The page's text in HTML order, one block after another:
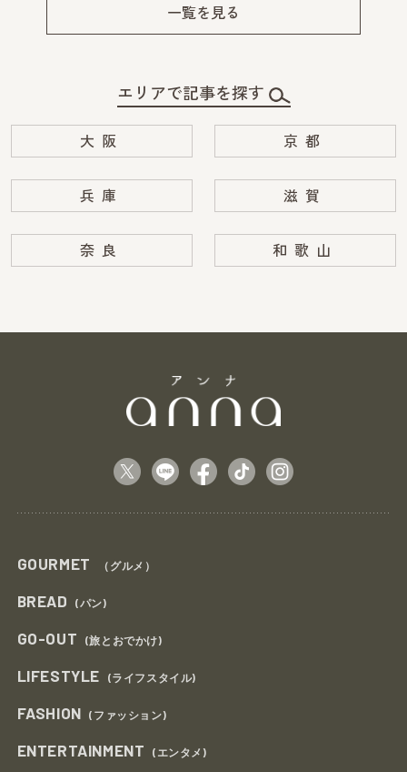
一覧を見る
エリアで記事を探す
大阪 京都
兵庫 滋賀
奈良 和歌山
GOURMET （グルメ）
BREAD (パン)
GO-OUT (旅とおでかけ)
LIFESTYLE (ライフスタイル)
FASHION (ファッション)
ENTERTAINMENT (エンタメ)